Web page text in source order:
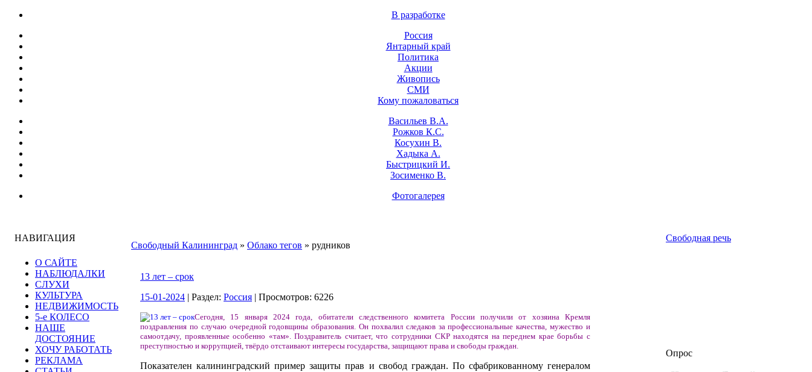
В разработке
Россия
Янтарный край
Политика
Акции
Живопись
СМИ
Кому пожаловаться
Васильев В.А.
Рожков К.С.
Косухин В.
Хадыка А.
Быстрицкий И.
Зосименко В.
Фотогалерея
НАВИГАЦИЯ
О САЙТЕ
НАБЛЮДАЛКИ
СЛУХИ
КУЛЬТУРА
НЕДВИЖИМОСТЬ
5-е КОЛЕСО
НАШЕ
ДОСТОЯНИЕ
ХОЧУ РАБОТАТЬ
РЕКЛАМА
Свободный Калининград » Облако тегов » рудников
13 лет – срок
15-01-2024 | Раздел: Россия | Просмотров: 6226
Сегодня, 15 января 2024 года, обитатели следственного комитета России получили от хозяина Кремля
поздравления по случаю очередной годовщины образования. Он похвалил следаков за профессиональные качества, мужество и
самоотдачу, проявленные особенно «там». Поздравитель считает, что сотрудники СКР находятся на переднем крае борьбы с
преступностью и коррупцией, твёрдо отстаивают интересы государства, защищают права и свободы граждан.
Показателен калининградский пример защиты прав и свобод граждан. По сфабрикованному генералом
Свободная речь
Опрос